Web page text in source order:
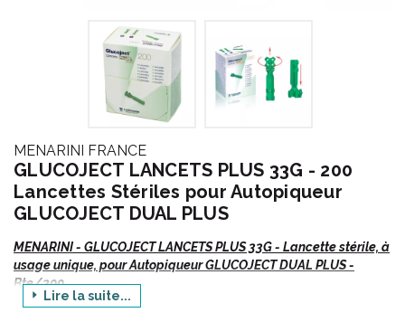
MENARINI FRANCE
GLUCOJECT LANCETS PLUS 33G - 200
Lancettes Stériles pour Autopiqueur
GLUCOJECT DUAL PLUS
MENARINI - GLUCOJECT LANCETS PLUS 33G - Lancette stérile, à
usage unique, pour Autopiqueur GLUCOJECT DUAL PLUS -
Bte/200
Lire la suite...